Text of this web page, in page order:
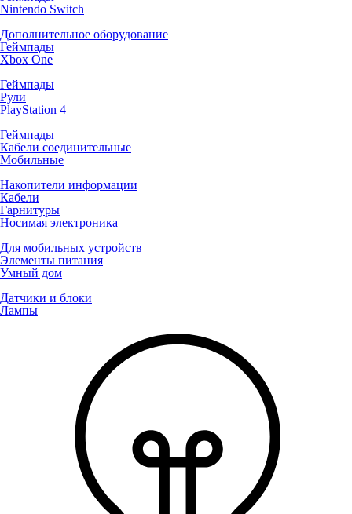
Nintendo Switch
Дополнительное оборудование
Геймпады
Xbox One
Геймпады
Рули
PlayStation 4
Геймпады
Кабели соединительные
Мобильные
Накопители информации
Кабели
Гарнитуры
Носимая электроника
Для мобильных устройств
Элементы питания
Умный дом
Датчики и блоки
Лампы